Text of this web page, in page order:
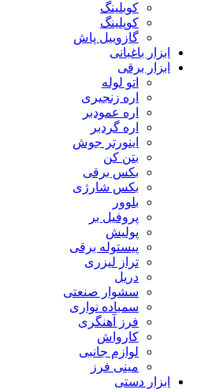
کوبلینگ
کوپلینگ
گازوییل پاش
ابزار باغبانی
ابزار برقی
اتو لوله
اره زنجیری
اره عمودبر
اره گردبر
اینورتر جوش
بتن کن
بکس برقی
بکس شارژی
بلوور
پروفیل بر
پولیش
پیستوله برقی
تراز لیزری
دریل
سشوار صنعتی
سمباده نواری
فرز آهنگری
کارواش
لوازم جانبی
مینی فرز
ابزار دستی